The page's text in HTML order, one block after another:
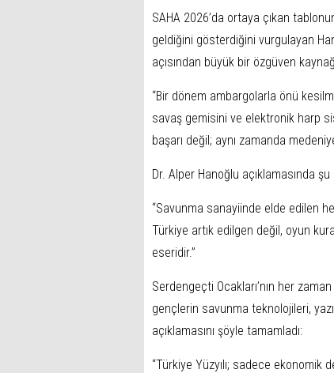
SAHA 2026’da ortaya çıkan
geldiğini gösterdiğini vurgulayan
açısından büyük bir özgüven
“Bir dönem ambargolarla önü
savaş gemisini ve elektronik harp
başarı değil; aynı zamanda
Dr. Alper Hanoğlu açıklamasında
“Savunma sanayiinde elde edilen
Türkiye artık edilgen değil, oyun
eseridir.”
Serdengeçti Ocakları’nın her
gençlerin savunma teknolojileri,
açıklamasını şöyle tamamladı:
“Türkiye Yüzyılı; sadece ekonomik